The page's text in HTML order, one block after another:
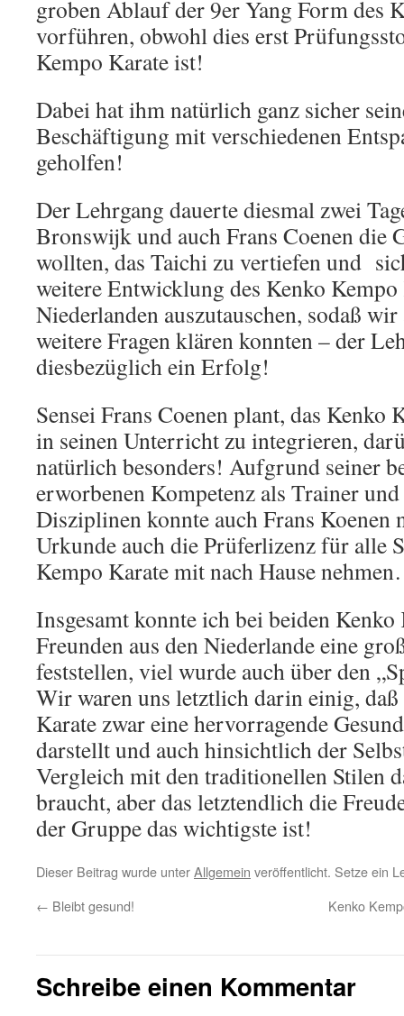
groben Ablauf der 9er Yang Form des
vorführen, obwohl dies erst
Kempo Karate ist!
Dabei hat ihm natürlich ganz sicher
Beschäftigung mit verschiedenen
geholfen!
Der Lehrgang dauerte diesmal zwei
Bronswijk und auch Frans Coenen die
wollten, das Taichi zu vertiefen und
weitere Entwicklung des Kenko
Niederlanden auszutauschen, sodaß
weitere Fragen klären konnten – der
diesbezüglich ein Erfolg!
Sensei Frans Coenen plant, das
in seinen Unterricht zu integrieren,
natürlich besonders! Aufgrund seiner
erworbenen Kompetenz als Trainer
Disziplinen konnte auch Frans Koenen
Urkunde auch die Prüferlizenz für alle
Kempo Karate mit nach Hause
Insgesamt konnte ich bei beiden
Freunden aus den Niederlande eine
feststellen, viel wurde auch über den
Wir waren uns letztlich darin einig,
Karate zwar eine hervorragende
darstellt und auch hinsichtlich der
Vergleich mit den traditionellen Stilen
braucht, aber das letztendlich die
der Gruppe das wichtigste ist!
Dieser Beitrag wurde unterAllgemein veröffentlicht. Setze ein
← Bleibt gesund! Kenko
Schreibe einen Kommentar